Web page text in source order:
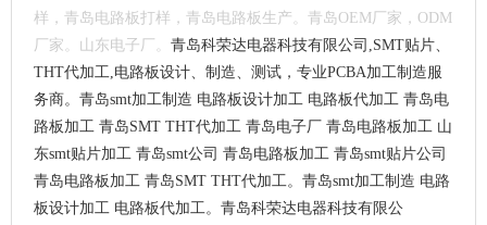
样，青岛电路板打样，青岛电路板生产。青岛OEM厂家，ODM
厂家。山东电子厂。 青岛科荣达电器科技有限公司,SMT贴片、
THT代加工,电路板设计、制造、测试，专业PCBA加工制造服
务商。 青岛smt加工制造 电路板设计加工 电路板代加工 青岛电
路板加工 青岛SMT THT代加工 青岛电子厂 青岛电路板加工 山
东smt贴片加工 青岛smt公司 青岛电路板加工 青岛smt贴片公司
青岛电路板加工 青岛SMT THT代加工。青岛smt加工制造 电路
板设计加工 电路板代加工。 青岛科荣达电器科技有限公